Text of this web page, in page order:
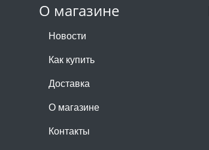
О магазине
Новости
Как купить
Доставка
О магазине
Контакты